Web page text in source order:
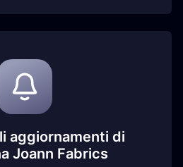
aggiornamenti di
Joann Fabrics